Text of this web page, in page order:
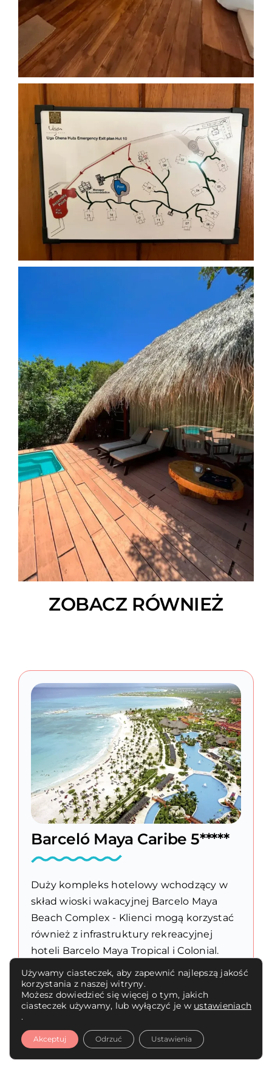
ZOBACZ RÓWNIEŻ
Barceló Maya Caribe 5*****
Duży kompleks hotelowy wchodzący w
skład wioski wakacyjnej Barcelo Maya
Beach Complex - Klienci mogą korzystać
również z infrastruktury rekreacyjnej
hoteli Barcelo Maya Tropical i Colonial.
Położony niedaleko niewielkiego (ok. 4
km) kurortu Puerto Aventuras. W marinie
Puerto Aventuras [...]
Czytaj dalej
Używamy ciasteczek, aby zapewnić najlepszą jakość
korzystania z naszej witryny.
Możesz dowiedzieć się więcej o tym, jakich
ciasteczek używamy, lub wyłączyć je w ustawieniach
.
Akceptuj Odrzuć Ustawienia